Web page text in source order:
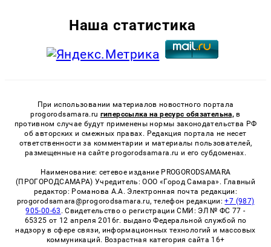
Наша статистика
При использовании материалов новостного портала
progorodsamara.ru гиперссылка на ресурс обязательна, в
противном случае будут применены нормы законодательства РФ
об авторских и смежных правах. Редакция портала не несет
ответственности за комментарии и материалы пользователей,
размещенные на сайте progorodsamara.ru и его субдоменах.
Наименование: сетевое издание PROGORODSAMARA
(ПРОГОРОДСАМАРА) Учредитель: ООО «Город Самара». Главный
редактор: Романова А.А. Электронная почта редакции:
progorodsamara@progorodsamara.ru, телефон редакции:+7 (987)
905-00-63 . Свидетельство о регистрации СМИ: ЭЛ № ФС 77 -
65325 от 12 апреля 2016г. выдано Федеральной службой по
надзору в сфере связи, информационных технологий и массовых
коммуникаций. Возрастная категория сайта 16+